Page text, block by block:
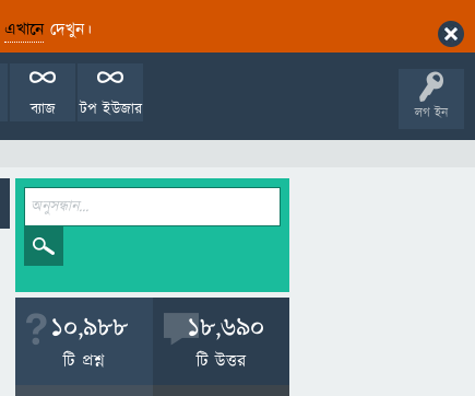
এখানেদেখুন।
লগ ইন
টপ ইউজার
ব্যাজ
10,988
টি প্রশ্ন
18,690
টি উত্তর